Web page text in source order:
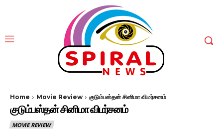
Home Movie Review குடும்பஸ்தன் சினிமா விமர்சனம்
குடும்பஸ்தன் சினிமா விமர்சனம்
MOVIE REVIEW